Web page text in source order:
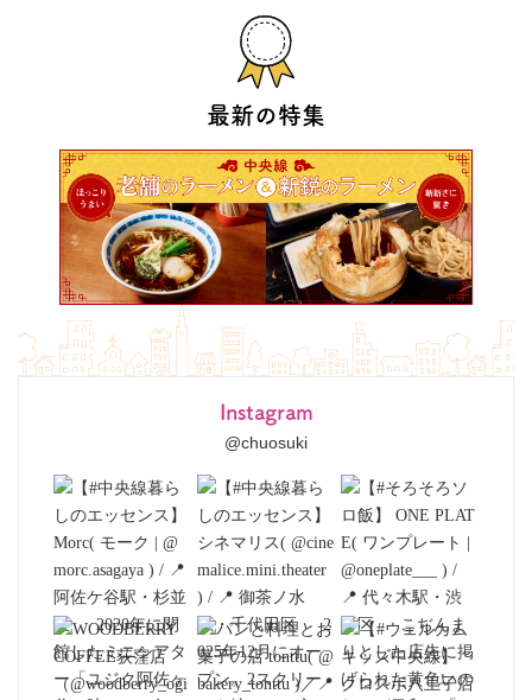
最新の特集
Instagram
@chuosuki